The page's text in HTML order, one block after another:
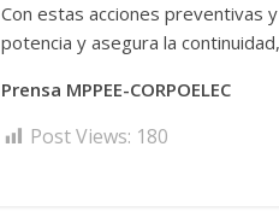
Con estas acciones preventivas
potencia y asegura la
Prensa MPPEE-CORPOELEC
Post Views: 180